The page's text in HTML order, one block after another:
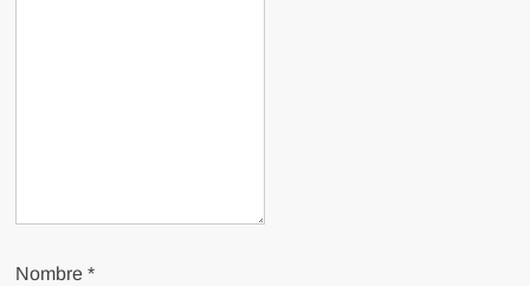
Nombre*